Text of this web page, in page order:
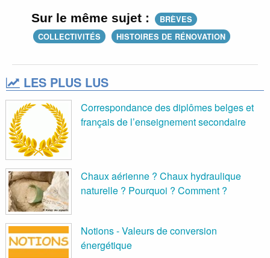
Sur le même sujet :
BRÈVES
COLLECTIVITÉS
HISTOIRES DE RÉNOVATION
LES PLUS LUS
Correspondance des diplômes belges et
français de l’enseignement secondaire
Chaux aérienne ? Chaux hydraulique
naturelle ? Pourquoi ? Comment ?
Notions - Valeurs de conversion
énergétique